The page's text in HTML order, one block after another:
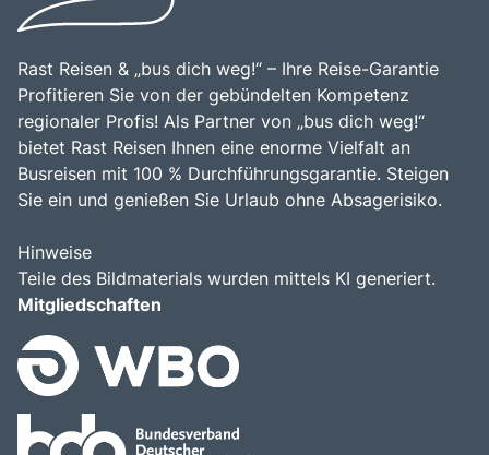
Rast Reisen & „bus dich weg!“ – Ihre Reise-Garantie
Profitieren Sie von der gebündelten Kompetenz
regionaler Profis! Als Partner von „bus dich weg!“
bietet Rast Reisen Ihnen eine enorme Vielfalt an
Busreisen mit 100 % Durchführungsgarantie. Steigen
Sie ein und genießen Sie Urlaub ohne Absagerisiko.
Hinweise
Teile des Bildmaterials wurden mittels KI generiert.
Mitgliedschaften